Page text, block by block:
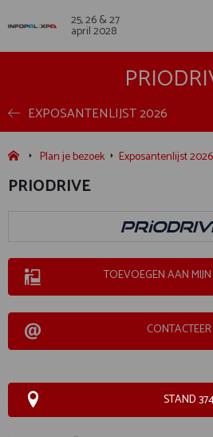
25, 26 & 27
april 2028
EXPOSANTENLIJST 2026
Plan je bezoek Exposantenlijst 2026
PRIODRIVE
TOEVOEGEN AAN
STAND